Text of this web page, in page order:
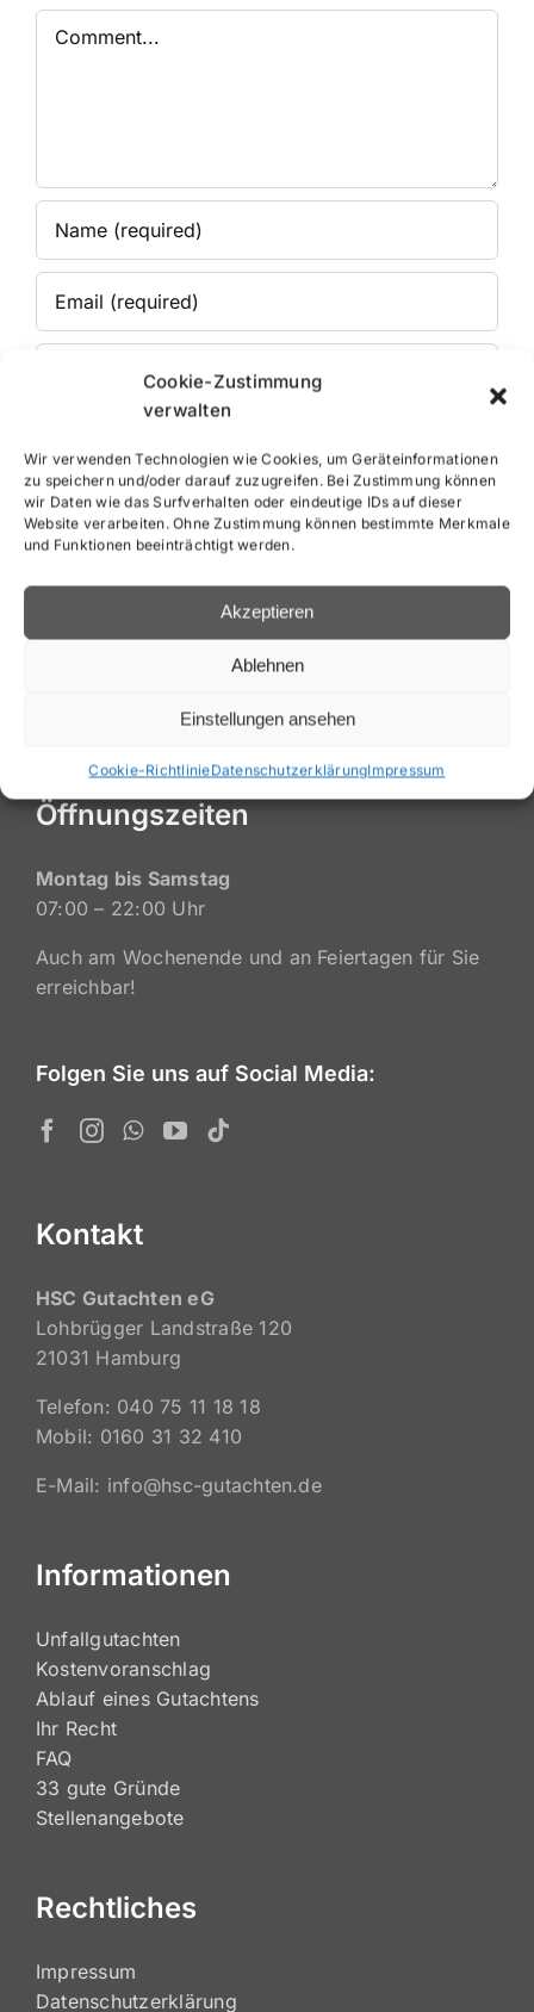
Cookie-Zustimmung
verwalten
Wir verwenden Technologien wie Cookies, um Geräteinformationen
zu speichern und/oder darauf zuzugreifen. Bei Zustimmung können
wir Daten wie das Surfverhalten oder eindeutige IDs auf dieser
Website verarbeiten. Ohne Zustimmung können bestimmte Merkmale
und Funktionen beeinträchtigt werden.
Akzeptieren
Ablehnen
Einstellungen ansehen
Cookie-RichtlinieDatenschutzerklärungImpressum
Save my name, email, and website in this
browser for the next time I comment.
Öffnungszeiten
Montag bis Samstag
07:00 – 22:00 Uhr
Auch am Wochenende und an Feiertagen für Sie
erreichbar!
Folgen Sie uns auf Social Media:
Kontakt
HSC Gutachten eG
Lohbrügger Landstraße 120
21031 Hamburg
Telefon: 040 75 11 18 18
Mobil: 0160 31 32 410
E-Mail: info@hsc-gutachten.de
Informationen
Unfallgutachten
Kostenvoranschlag
Ablauf eines Gutachtens
Ihr Recht
FAQ
33 gute Gründe
Stellenangebote
Rechtliches
Impressum
Datenschutzerklärung